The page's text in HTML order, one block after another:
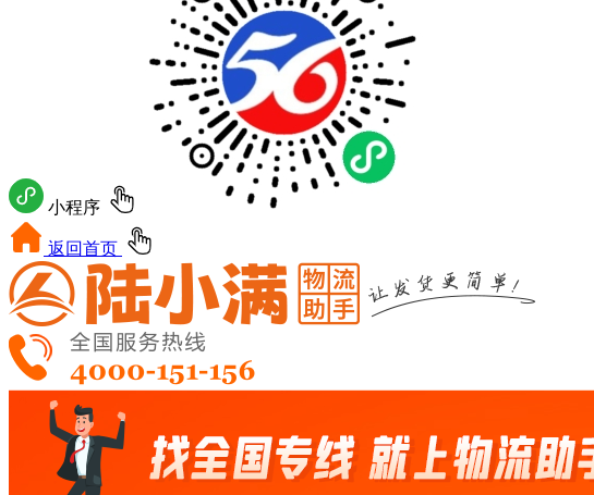
小程序
返回首页